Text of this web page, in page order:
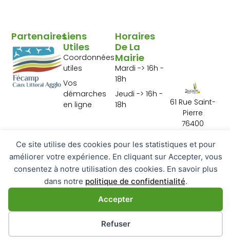
Ce site utilise des cookies pour les statistiques et pour
améliorer votre expérience. En cliquant sur Accepter, vous
consentez à notre utilisation des cookies. En savoir plus
dans notre politique de confidentialité.
Accepter
Refuser
Préférences des cookies
61 Rue Saint-
Pierre
76400
02 35 29 10 01
Contactez-
nous
Horaires
De La
Mairie
Mardi -> 16h -
18h
Jeudi -> 16h -
18h
Liens
Utiles
Coordonnées
utiles
Vos
démarches
en ligne
Partenaires
Tourville Les ifs - 2026Mentions légales
Conception JEFF MICRO SERVICES